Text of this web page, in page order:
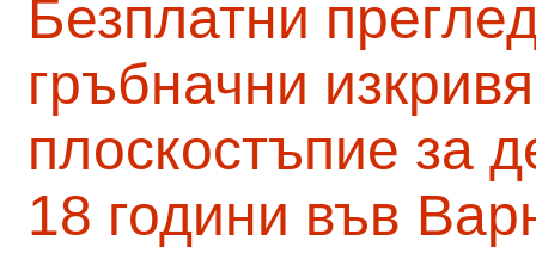
Безплатни
гръбначни
плоскостъпие за
18 години във